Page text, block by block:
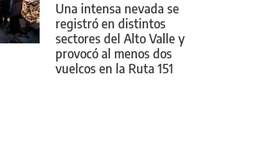
Una intensa nevada se
registró en distintos
sectores del Alto Valle y
provocó al menos dos
vuelcos en la Ruta 151